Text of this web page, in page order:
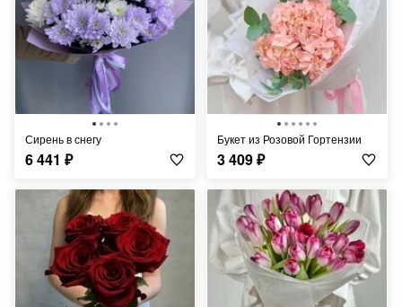
Сирень в снегу
6 441 ₽
Букет из Розовой Гортензии
3 409₽